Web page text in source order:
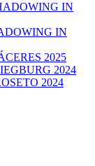
IN
IN
2025
2024
2024